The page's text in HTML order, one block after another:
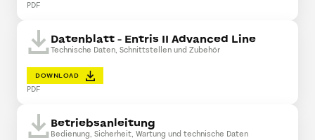
PDF
Datenblatt - Entris II Advanced Line
Technische Daten, Schnittstellen und Zubehör
DOWNLOAD
PDF
Betriebsanleitung
Bedienung, Sicherheit, Wartung und technische Daten